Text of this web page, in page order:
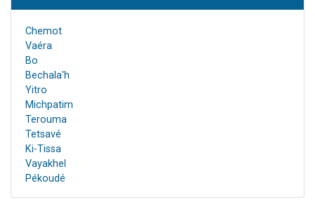
Chemot
Vaéra
Bo
Bechala'h
Yitro
Michpatim
Terouma
Tetsavé
Ki-Tissa
Vayakhel
Pékoudé